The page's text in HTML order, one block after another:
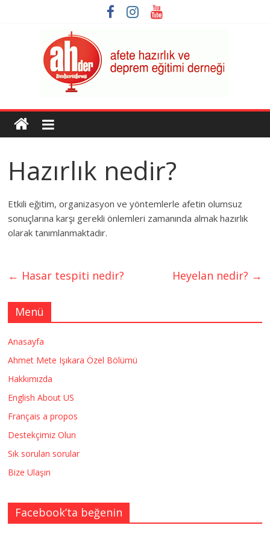
AHDER
Afete
ve
Deprem
Derneği
Hazırlık nedir?
Etkili eğitim, organizasyon ve yöntemlerle afetin olumsuz
sonuçlarına karşı gerekli önlemleri zamanında almak hazırlık
olarak tanımlanmaktadır.
← Hasar tespiti nedir? Heyelan nedir? →
Menü
Anasayfa
Ahmet Mete Işıkara Özel Bölümü
Hakkımızda
English About US
Français a propos
Destekçimiz Olun
Sık sorulan sorular
Bize Ulaşın
Facebook’ta beğenin